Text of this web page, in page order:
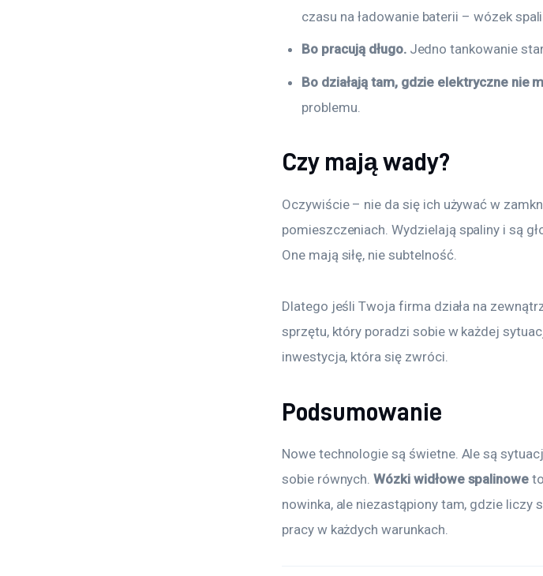
czasu na ładowanie baterii – wózek
Bo pracują długo.Jedno tankowanie
Bo działają tam, gdzie elektryczne nie
problemu.
Czy mają wady?
Oczywiście – nie da się ich używać w
pomieszczeniach. Wydzielają spaliny i są
One mają siłę, nie subtelność.
Dlatego jeśli Twoja firma działa na
sprzętu, który poradzi sobie w każdej
inwestycja, która się zwróci.
Podsumowanie
Nowe technologie są świetne. Ale są
sobie równych. Wózki widłowe spalinowe
nowinka, ale niezastąpiony tam, gdzie liczy
pracy w każdych warunkach.